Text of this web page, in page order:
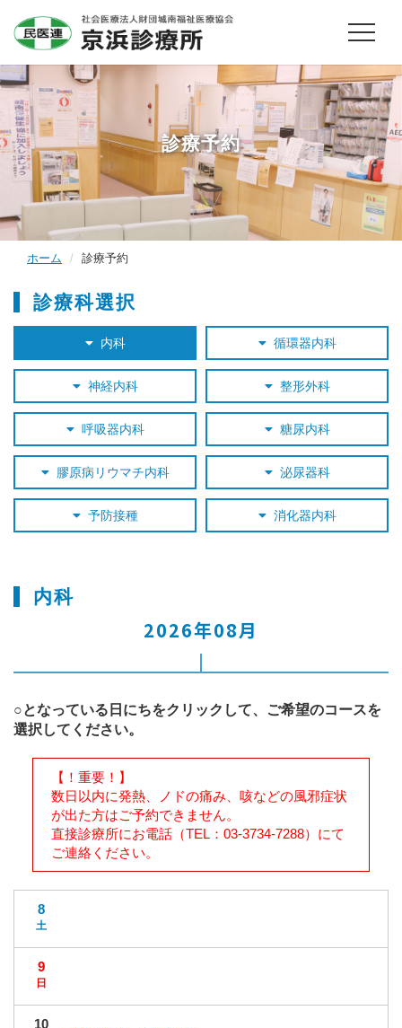
診療予約
ホーム 診療予約
診療科選択
内科 循環器内科
神経内科 整形外科
呼吸器内科 糖尿内科
膠原病リウマチ内科 泌尿器科
予防接種 消化器内科
内科
2026年08月
○となっている日にちをクリックして、ご希望のコースを
選択してください。
【！重要！】
数日以内に発熱、ノドの痛み、咳などの風邪症状
が出た方はご予約できません。
直接診療所にお電話（TEL：03-3734-7288）にて
ご連絡ください。
8
土
9
日
10